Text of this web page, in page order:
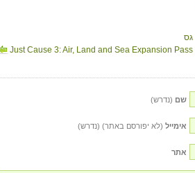
שם (נדרש)
אימייל (לא יפורסם באתר) (נדרש)
אתר